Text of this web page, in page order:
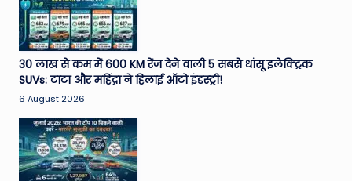
o
vi
e
N
e
w
s
30 लाख से कम में 600 KM रेंज देने वाली 5 सबसे धांसू इलेक्ट्रिक
SUVs: टाटा और महिंद्रा ने हिलाई ऑटो इंडस्ट्री!
6 August 2026